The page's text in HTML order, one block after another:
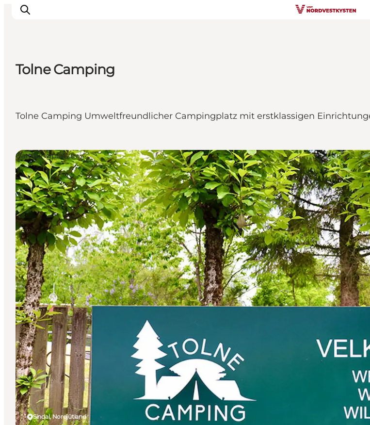
Events
Unterkunft
Tolne Camping
Tolne Camping Umweltfreundlicher Campingplatz mit erstklassigen
Sindal, Nordjütland
Campingplätze